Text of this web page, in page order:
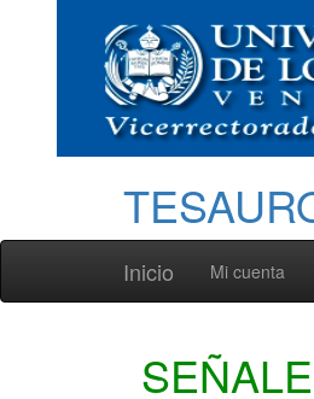
Inicio Mi cuenta